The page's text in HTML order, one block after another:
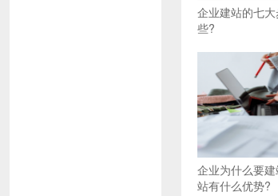
企业建站的七
些?
企业为什么要
站有什么优势?